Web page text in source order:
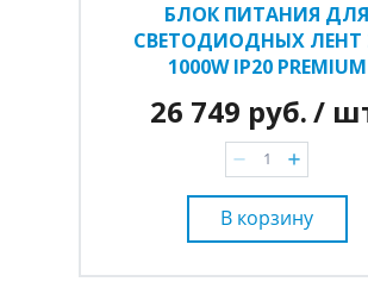
БЛОК ПИТАНИЯ ДЛЯ
СВЕТОДИОДНЫХ ЛЕНТ
1000W IP20 PREMIUM
26 749 руб./
В корзину